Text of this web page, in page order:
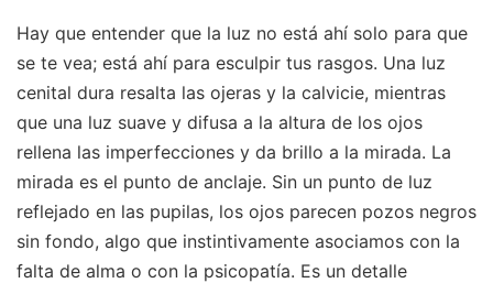
Hay que entender que la luz no está ahí solo para que
se te vea; está ahí para esculpir tus rasgos. Una luz
cenital dura resalta las ojeras y la calvicie, mientras
que una luz suave y difusa a la altura de los ojos
rellena las imperfecciones y da brillo a la mirada. La
mirada es el punto de anclaje. Sin un punto de luz
reflejado en las pupilas, los ojos parecen pozos negros
sin fondo, algo que instintivamente asociamos con la
falta de alma o con la psicopatía. Es un detalle